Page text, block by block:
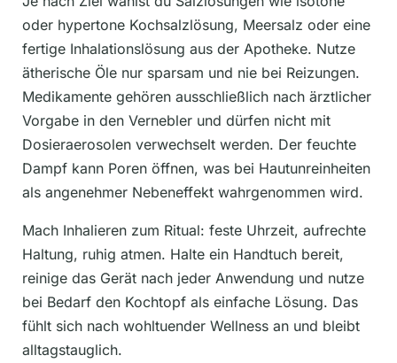
oder hypertone Kochsalzlösung, Meersalz oder eine
fertige Inhalationslösung aus der Apotheke. Nutze
ätherische Öle nur sparsam und nie bei Reizungen.
Medikamente gehören ausschließlich nach ärztlicher
Vorgabe in den Vernebler und dürfen nicht mit
Dosieraerosolen verwechselt werden. Der feuchte
Dampf kann Poren öffnen, was bei Hautunreinheiten
als angenehmer Nebeneffekt wahrgenommen wird.
Mach Inhalieren zum Ritual: feste Uhrzeit, aufrechte
Haltung, ruhig atmen. Halte ein Handtuch bereit,
reinige das Gerät nach jeder Anwendung und nutze
bei Bedarf den Kochtopf als einfache Lösung. Das
fühlt sich nach wohltuender Wellness an und bleibt
alltagstauglich.